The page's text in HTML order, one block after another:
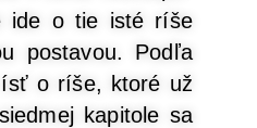
ide o tie isté ríše
posta­vou. Pod­ľa
o ríše, kto­ré už
kapi­to­le sa